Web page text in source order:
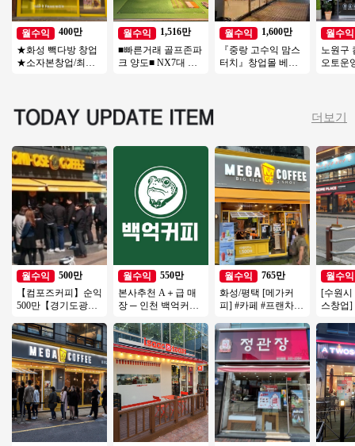
월수익
400만
★화성 빽다방 창업
★소자본창업/최신
월수익
1,516만
■빠른거래 골프존파
크 양도■ NX7대 듀
월수익
1,600만
『중랑 고수익 맘스
터치』창업몰 베스
월수익
노원구
오토운
더보기
월수익
500만
【컴포즈커피】순익
500만【경기도광
업 오토운영중, 입지
우수!
월수익
550만
본사추천 A＋급 매
장 ─ 인천 백억커피
월수익
765만
화성/평택 [메가커
피] #카페 #프랜차이
#메가커피 #커피창
업
월수익
[수원시
스창업]
년 매출